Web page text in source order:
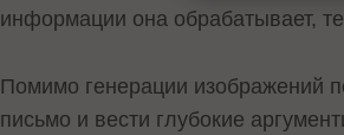
информации она обрабатывает,
Помимо генерации изображений
письмо и вести глубокие